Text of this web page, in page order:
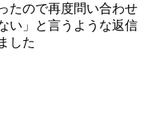
たので再度問い合わせ
い」と言うような返信
した